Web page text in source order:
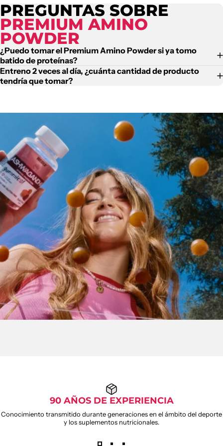
PREGUNTAS SOBRE
PREMIUM AMINO
POWDER
¿Puedo tomar el Premium Amino Powder si ya tomo
batido de proteínas?
Entreno 2 veces al día, ¿cuánta cantidad de producto
tendría que tomar?
90 AÑOS DE EXPERIENCIA
Conocimiento transmitido durante generaciones en el ámbito del deporte
y los suplementos nutricionales.